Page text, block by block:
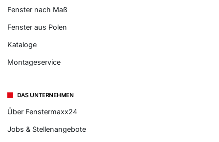
Fenster nach Maß
Fenster aus Polen
Kataloge
Montageservice
DAS UNTERNEHMEN
Über Fenstermaxx24
Jobs & Stellenangebote